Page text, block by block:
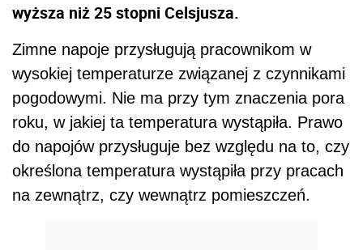
wyższa niż 25 stopni Celsjusza.
Zimne napoje przysługują pracownikom w
wysokiej temperaturze związanej z czynnikami
pogodowymi. Nie ma przy tym znaczenia pora
roku, w jakiej ta temperatura wystąpiła. Prawo
do napojów przysługuje bez względu na to, czy
określona temperatura wystąpiła przy pracach
na zewnątrz, czy wewnątrz pomieszczeń.